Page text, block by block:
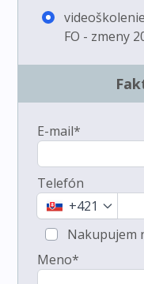
FO - zmeny
E-mail*
Telefón
+421
Nakupujem
Meno*